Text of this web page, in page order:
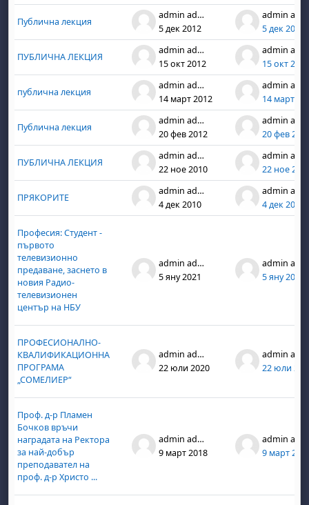
Публична лекция
admin admin
5 дек 2012
5 дек 2012
ПУБЛИЧНА ЛЕКЦИЯ
admin admin
15 окт 2012
15 окт 2012
публична лекция
admin admin
14 март 2012
14 март
Публична лекция
admin admin
20 фев 2012
20 фев
ПУБЛИЧНА ЛЕКЦИЯ
admin admin
22 ное 2010
22 ное
ПРЯКОРИТЕ
admin admin
4 дек 2010
4 дек 2010
Професия: Студент -
първото
телевизионно
предаване, заснето в
новия Радио-
телевизионен
център на НБУ
admin admin
5 яну 2021
5 яну 2021
ПРОФЕСИОНАЛНО-
КВАЛИФИКАЦИОННА
ПРОГРАМА
„СОМЕЛИЕР“
admin admin
22 юли 2020
22 юли
Проф. д-р Пламен
Бочков връчи
наградата на Ректора
за най-добър
преподавател на
проф. д-р Христо ...
admin admin
9 март 2018
9 март